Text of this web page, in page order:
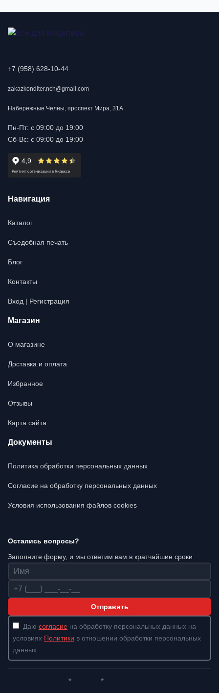
+7 (958) 628-10-44
zakazkonditer.nch@gmail.com
Набережные Челны, проспект Мира, 31А
Пн-Пт: с 09:00 до 19:00
Сб-Вс: с 09:00 до 19:00
Навигация
Каталог
Съедобная печать
Блог
Контакты
Вход | Регистрация
Магазин
О магазине
Доставка и оплата
Избранное
Отзывы
Карта сайта
Документы
Политика обработки персональных данных
Согласие на обработку персональных данных
Условия использования файлов cookies
Остались вопросы?
Заполните форму, и мы ответим вам в кратчайшие сроки
Имя
Телефон
Отправить
Даю согласие на обработку персональных данных на
условиях Политики в отношении обработки персональных
данных.
* *